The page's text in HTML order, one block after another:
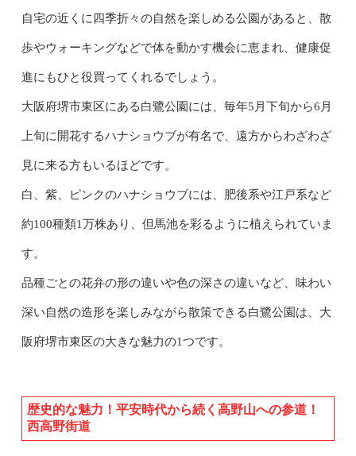
自宅の近くに四季折々の自然を楽しめる公園があると、散
歩やウォーキングなどで体を動かす機会に恵まれ、健康促
進にもひと役買ってくれるでしょう。
大阪府堺市東区にある白鷺公園には、毎年5月下旬から6月
上旬に開花するハナショウブが有名で、遠方からわざわざ
見に来る方もいるほどです。
白、紫、ピンクのハナショウブには、肥後系や江戸系など
約100種類1万株あり、但馬池を彩るように植えられていま
す。
品種ごとの花弁の形の違いや色の深さの違いなど、味わい
深い自然の造形を楽しみながら散策できる白鷺公園は、大
阪府堺市東区の大きな魅力の1つです。
歴史的な魅力！平安時代から続く高野山への参道！
西高野街道